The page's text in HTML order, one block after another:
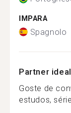
IMPARA
Spagnolo
Partner
Goste de
estudos,